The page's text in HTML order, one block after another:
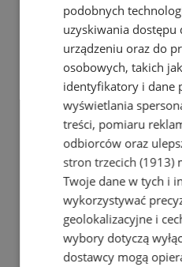
podobnych
uzyskiwania
urządzeniu oraz do
osobowych, takich
identyfikatory i dane
wyświetlania
treści, pomiaru
odbiorców oraz
stron trzecich (1913)
Twoje dane w tych i
wykorzystywać
geolokalizacyjne i
wybory dotyczą
dostawcy mogą